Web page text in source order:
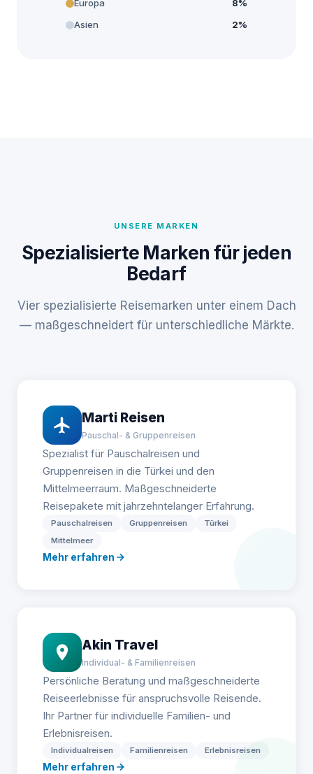
Europa
8%
Asien
2%
UNSERE MARKEN
Spezialisierte Marken für jeden
Bedarf
Vier spezialisierte Reisemarken unter einem Dach
— maßgeschneidert für unterschiedliche Märkte.
Marti Reisen
Pauschal- & Gruppenreisen
Spezialist für Pauschalreisen und
Gruppenreisen in die Türkei und den
Mittelmeerraum. Maßgeschneiderte
Reisepakete mit jahrzehntelanger Erfahrung.
Pauschalreisen Gruppenreisen
Türkei
Mittelmeer
Mehr erfahren
Akin Travel
Individual- & Familienreisen
Persönliche Beratung und maßgeschneiderte
Reiseerlebnisse für anspruchsvolle Reisende.
Ihr Partner für individuelle Familien- und
Erlebnisreisen.
Individualreisen Familienreisen Erlebnisreisen
Mehr erfahren